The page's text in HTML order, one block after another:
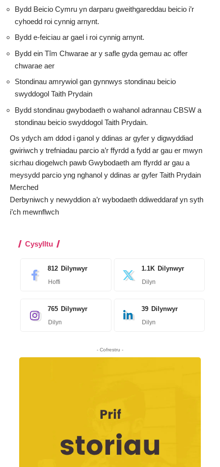
Bydd Beicio Cymru yn darparu gweithgareddau beicio i’r
cyhoedd roi cynnig arnynt.
Bydd e-feiciau ar gael i roi cynnig arnynt.
Bydd ein Tîm Chwarae ar y safle gyda gemau ac offer
chwarae aer
Stondinau amrywiol gan gynnwys stondinau beicio
swyddogol Taith Prydain
Bydd stondinau gwybodaeth o wahanol adrannau CBSW a
stondinau beicio swyddogol Taith Prydain.
Os ydych am ddod i ganol y ddinas ar gyfer y digwyddiad
gwiriwch y trefniadau parcio a’r ffyrdd a fydd ar gau er mwyn
sicrhau diogelwch pawb Gwybodaeth am ffyrdd ar gau a
meysydd parcio yng nghanol y ddinas ar gyfer Taith Prydain
Merched
Derbyniwch y newyddion a’r wybodaeth ddiweddaraf yn syth
i’ch mewnflwch
Cysylltu
812 Dilynwyr
Hoffi
1.1K Dilynwyr
Dilyn
765 Dilynwyr
Dilyn
39 Dilynwyr
Dilyn
- Cofrestru -